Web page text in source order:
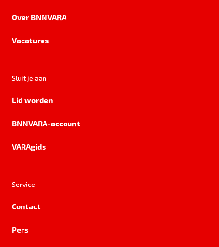
Over BNNVARA
Vacatures
Sluit je aan
Lid worden
BNNVARA-account
VARAgids
Service
Contact
Pers